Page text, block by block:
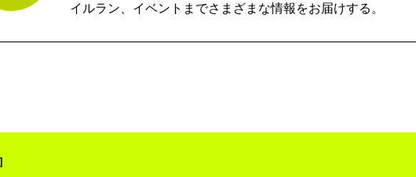
イルラン、イベントまでさまざまな情報をお届けする。